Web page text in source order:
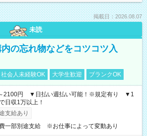
掲載日：2026.08.07
未読
内の忘れ物などをコツコツ入
社会人未経験OK 大学生歓迎 ブランクOK
2100円 ▼日払い週払い可能！※規定有り ▼1
日収1万以上！
支給あり
一部別途支給 ※お仕事によって変動あり